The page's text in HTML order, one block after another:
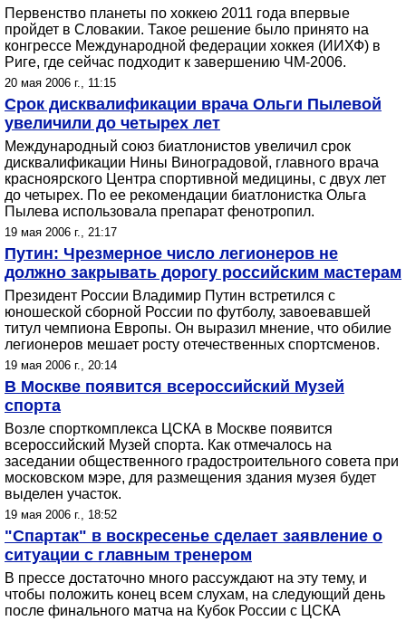
Первенство планеты по хоккею 2011 года впервые
пройдет в Словакии. Такое решение было принято на
конгрессе Международной федерации хоккея (ИИХФ) в
Риге, где сейчас подходит к завершению ЧМ-2006.
20 мая 2006 г., 11:15
Срок дисквалификации врача Ольги Пылевой
увеличили до четырех лет
Международный союз биатлонистов увеличил срок
дисквалификации Нины Виноградовой, главного врача
красноярского Центра спортивной медицины, с двух лет
до четырех. По ее рекомендации биатлонистка Ольга
Пылева использовала препарат фенотропил.
19 мая 2006 г., 21:17
Путин: Чрезмерное число легионеров не
должно закрывать дорогу российским мастерам
Президент России Владимир Путин встретился с
юношеской сборной России по футболу, завоевавшей
титул чемпиона Европы. Он выразил мнение, что обилие
легионеров мешает росту отечественных спортсменов.
19 мая 2006 г., 20:14
В Москве появится всероссийский Музей
спорта
Возле спорткомплекса ЦСКА в Москве появится
всероссийский Музей спорта. Как отмечалось на
заседании общественного градостроительного совета при
московском мэре, для размещения здания музея будет
выделен участок.
19 мая 2006 г., 18:52
"Спартак" в воскресенье сделает заявление о
ситуации с главным тренером
В прессе достаточно много рассуждают на эту тему, и
чтобы положить конец всем слухам, на следующий день
после финального матча на Кубок России с ЦСКА